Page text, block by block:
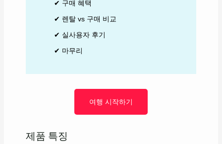
✔ 구매 혜택
✔ 렌탈 vs 구매 비교
✔ 실사용자 후기
✔ 마무리
여행 시작하기
제품 특징